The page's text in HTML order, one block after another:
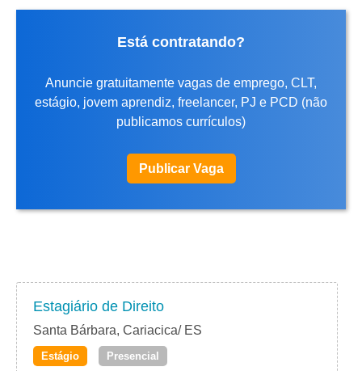
Está contratando?
Anuncie gratuitamente vagas de emprego, CLT,
estágio, jovem aprendiz, freelancer, PJ e PCD (não
publicamos currículos)
Publicar Vaga
Estagiário de Direito
Santa Bárbara, Cariacica/ ES
Estágio Presencial